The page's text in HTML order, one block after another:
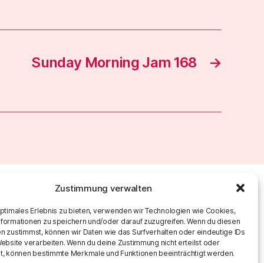
Zustimmung verwalten
Erlebnis zu bieten, verwenden wir Technologien wie Cookies,
zu speichern und/oder darauf zuzugreifen. Wenn du diesen
zustimmst, können wir Daten wie das Surfverhalten oder eindeutige IDs
verarbeiten. Wenn du deine Zustimmung nicht erteilst oder
können bestimmte Merkmale und Funktionen beeinträchtigt werden.
→
Sunday Morning Jam 168